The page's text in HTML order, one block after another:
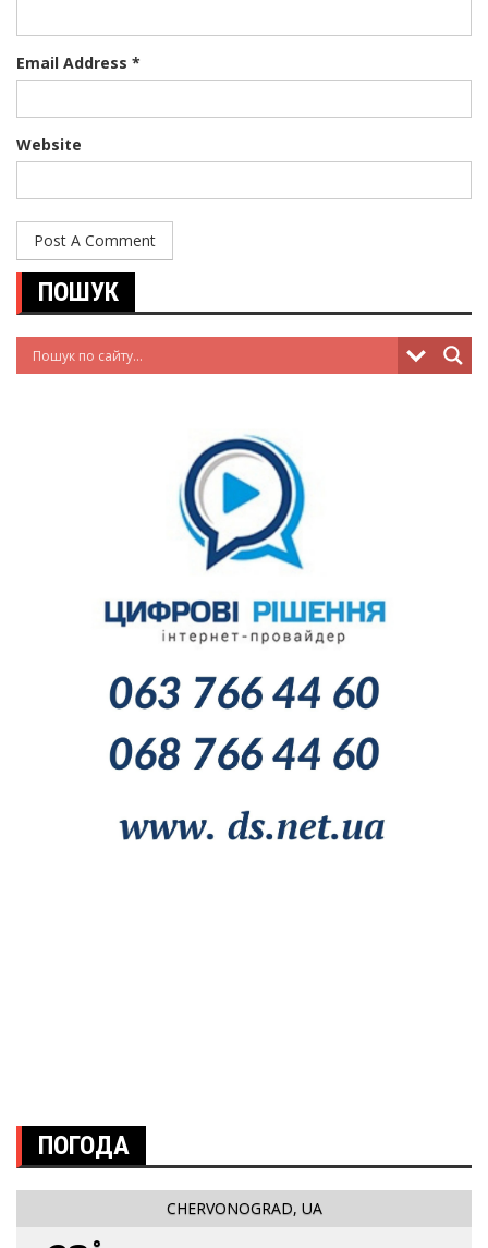
Email Address *
Website
ПОШУК
ПОГОДА
CHERVONOGRAD, UA